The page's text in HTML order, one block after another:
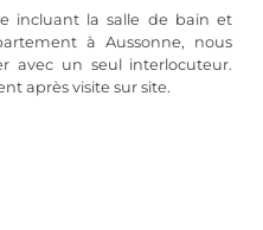
incluant la salle de bain et
à Aussonne, nous
avec un seul interlocuteur.
après visite sur site.